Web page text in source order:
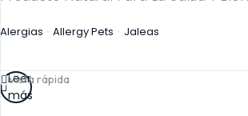
Alergias Allergy Pets Jaleas
Vista rápida
Leer
más